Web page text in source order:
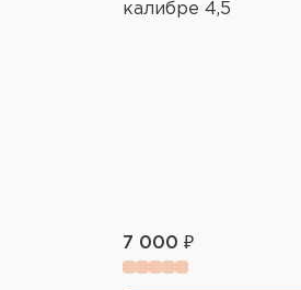
калибре 4,5
7 000 ₽